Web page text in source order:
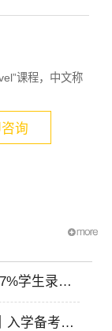
询
学生录取
入学备考攻